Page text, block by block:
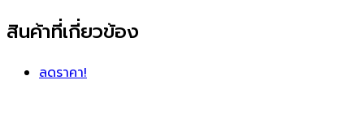
สินค้าที่เกี่ยวข้อง
ลดราคา!